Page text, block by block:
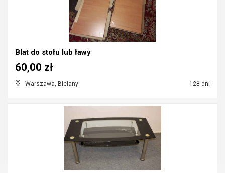
Blat do stołu lub ławy
Warszawa, Bielany 128 dni
60,00 zł